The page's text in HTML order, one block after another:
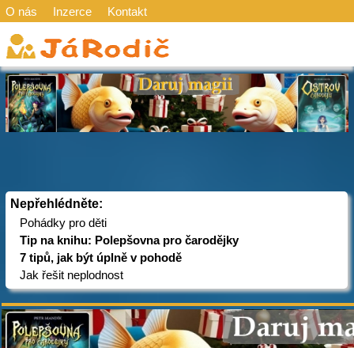
O nás Inzerce Kontakt
Nepřehlédněte:
Pohádky pro děti
Tip na knihu: Polepšovna pro čarodějky
7 tipů, jak být úplně v pohodě
Jak řešit neplodnost